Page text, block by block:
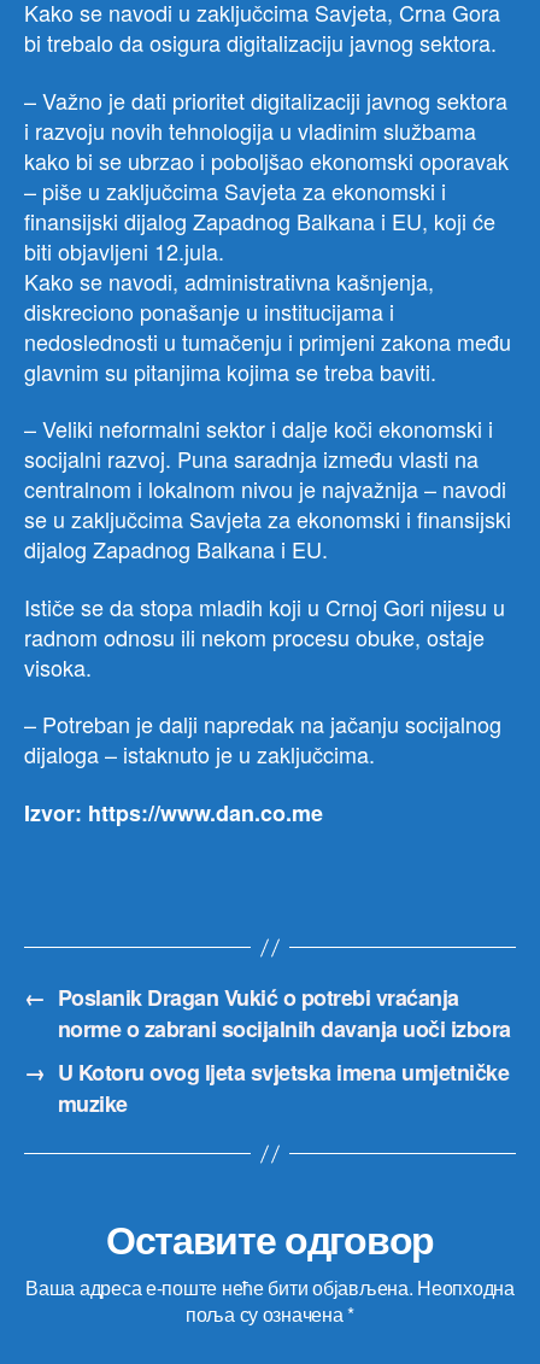
Kako se navodi u zaključcima Savjeta, Crna Gora
bi trebalo da osigura digitalizaciju javnog sektora.
– Važno je dati prioritet digitalizaciji javnog sektora
i razvoju novih tehnologija u vladinim službama
kako bi se ubrzao i poboljšao ekonomski oporavak
– piše u zaključcima Savjeta za ekonomski i
finansijski dijalog Zapadnog Balkana i EU, koji će
biti objavljeni 12.jula.
Kako se navodi, administrativna kašnjenja,
diskreciono ponašanje u institucijama i
nedoslednosti u tumačenju i primjeni zakona među
glavnim su pitanjima kojima se treba baviti.
– Veliki neformalni sektor i dalje koči ekonomski i
socijalni razvoj. Puna saradnja između vlasti na
centralnom i lokalnom nivou je najvažnija – navodi
se u zaključcima Savjeta za ekonomski i finansijski
dijalog Zapadnog Balkana i EU.
Ističe se da stopa mladih koji u Crnoj Gori nijesu u
radnom odnosu ili nekom procesu obuke, ostaje
visoka.
– Potreban je dalji napredak na jačanju socijalnog
dijaloga – istaknuto je u zaključcima.
Izvor: https://www.dan.co.me
← Poslanik Dragan Vukić o potrebi vraćanja
norme o zabrani socijalnih davanja uoči izbora
→ U Kotoru ovog ljeta svjetska imena umjetničke
muzike
Оставите одговор
Ваша адреса е-поште неће бити објављена. Неопходна
поља су означена*